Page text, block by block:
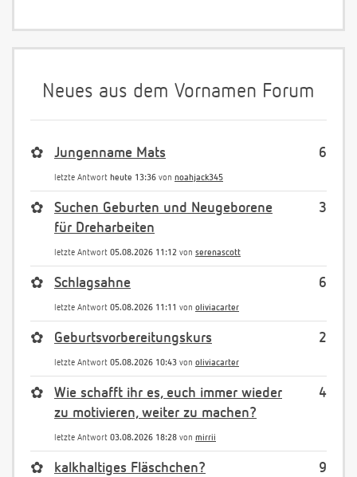
Neues aus dem Vornamen Forum
6
✿ Jungenname Mats
letzte Antwort heute 13:36 von noahjack345
3
✿
Suchen Geburten und Neugeborene
für Dreharbeiten
letzte Antwort 05.08.2026 11:12 von serenascott
6
✿ Schlagsahne
letzte Antwort 05.08.2026 11:11 von oliviacarter
2
✿ Geburtsvorbereitungskurs
letzte Antwort 05.08.2026 10:43 von oliviacarter
4
✿
Wie schafft ihr es, euch immer wieder
zu motivieren, weiter zu machen?
letzte Antwort 03.08.2026 18:28 von mirrii
9
✿ kalkhaltiges Fläschchen?